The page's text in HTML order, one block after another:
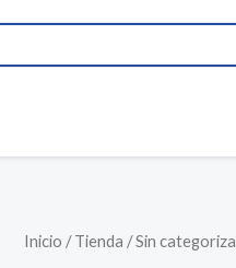
Inicio /Tienda /Sin